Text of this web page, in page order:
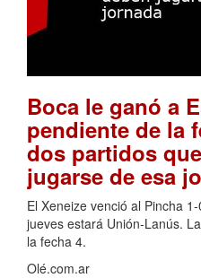
Boca le ganó a
pendiente de la
dos partidos
jugarse de esa
El Xeneize venció al Pincha
jueves estará Unión-Lanús.
la fecha 4.
Olé.com.ar